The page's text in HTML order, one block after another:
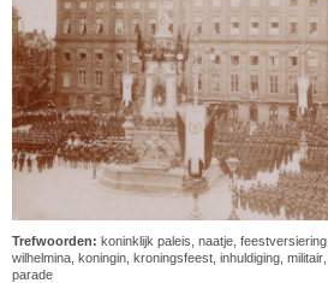
Trefwoorden: koninklijk paleis naatje feestversiering
wilhelmina, koningin kroningsfeest inhuldiging militair
parade